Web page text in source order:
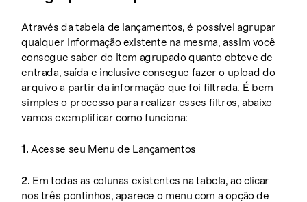
Através da tabela de lançamentos, é possível agrupar
qualquer informação existente na mesma, assim você
consegue saber do item agrupado quanto obteve de
entrada, saída e inclusive consegue fazer o upload do
arquivo a partir da informação que foi filtrada. É bem
simples o processo para realizar esses filtros, abaixo
vamos exemplificar como funciona:
1. Acesse seu Menu de Lançamentos
2. Em todas as colunas existentes na tabela, ao clicar
nos três pontinhos, aparece o menu com a opção de